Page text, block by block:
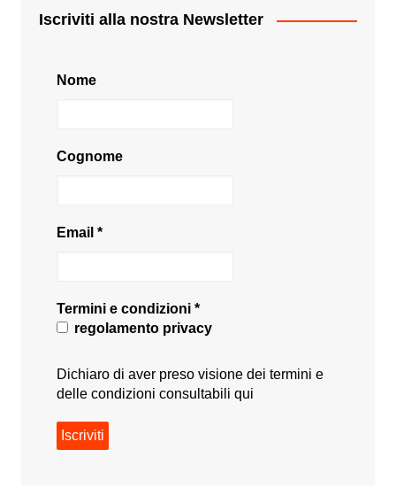
Iscriviti alla nostra Newsletter
Nome
Cognome
Email *
Termini e condizioni *
regolamento privacy
Dichiaro di aver preso visione dei termini e
delle condizioni consultabili qui